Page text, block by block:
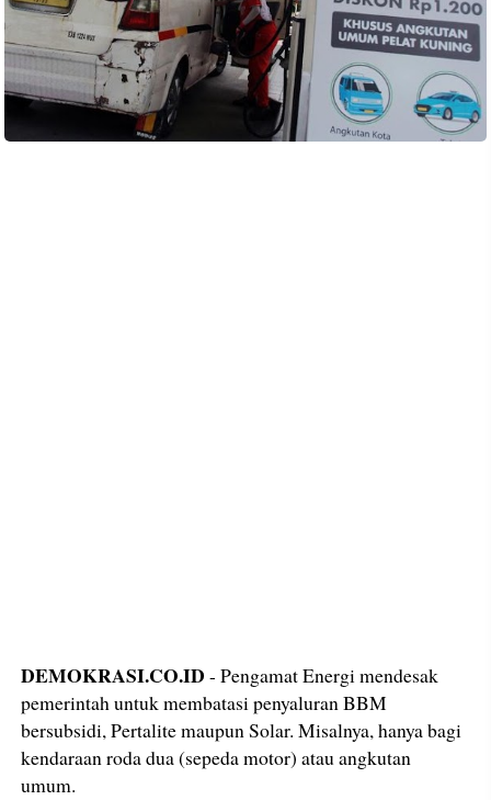
DEMOKRASI.CO.ID - Pengamat Energi mendesak
pemerintah untuk membatasi penyaluran BBM
bersubsidi, Pertalite maupun Solar. Misalnya, hanya bagi
kendaraan roda dua (sepeda motor) atau angkutan
umum.